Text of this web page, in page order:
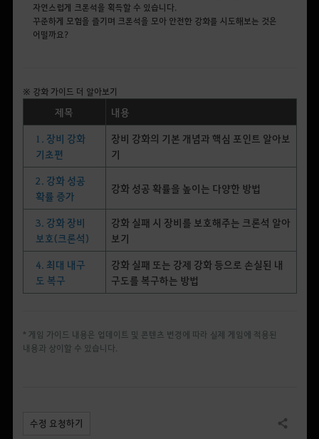
자연스럽게 크론석을 획득할 수 있습니다.
꾸준하게 모험을 즐기며 크론석을 모아 안전한 강화를 시도해보는 것은
어떨까요?
※ 강화 가이드 더 알아보기
제목 내용
1. 장비 강화
기초편
장비 강화의 기본 개념과 핵심 포인트 알아보
기
2. 강화 성공
확률 증가
강화 성공 확률을 높이는 다양한 방법
3. 강화 장비
보호(크론석)
강화 실패 시 장비를 보호해주는 크론석 알아
보기
4. 최대 내구
도 복구
강화 실패 또는 강제 강화 등으로 손실된 내
구도를 복구하는 방법
* 게임 가이드 내용은 업데이트 및 콘텐츠 변경에 따라 실제 게임에 적용된
내용과 상이할 수 있습니다.
수정 요청하기 공유하기